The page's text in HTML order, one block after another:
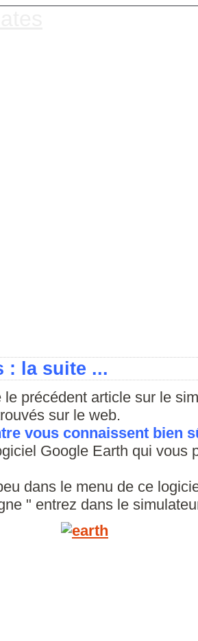
: la suite ...
le précédent article sur le
sur le web.
vous connaissent bien
Google Earth qui vous
dans le menu de ce
" entrez dans le